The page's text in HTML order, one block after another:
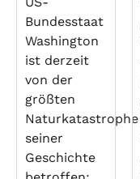
Bundesstaat
Washington
ist derzeit
von der
größten
Naturkatastrophe
seiner
Geschichte